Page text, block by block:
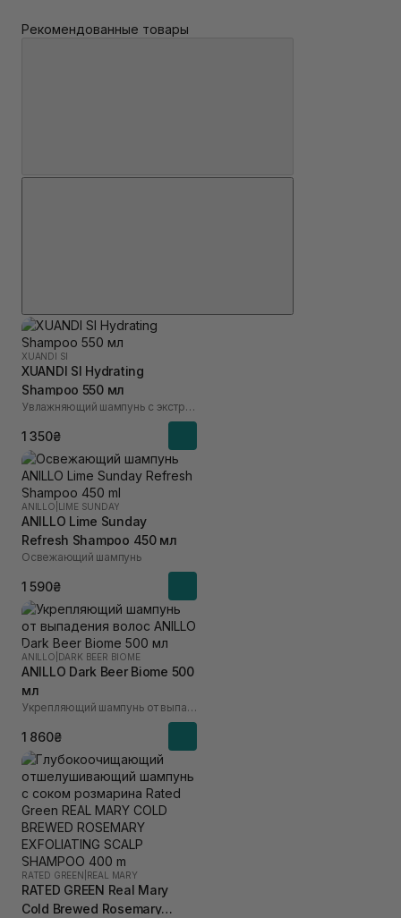
Рекомендованные товары
XUANDI SI
XUANDI SI Hydrating
Shampoo 550 мл
Увлажняющий шампунь с экстрактом зерна
1 350₴
ANILLO LIME SUNDAY
ANILLO Lime Sunday
Refresh Shampoo 450 мл
Освежающий шампунь
1 590₴
ANILLO DARK BEER BIOME
ANILLO Dark Beer Biome 500
мл
Укрепляющий шампунь от выпадения волос
1 860₴
RATED GREEN REAL MARY
RATED GREEN Real Mary
Cold Brewed Rosemary